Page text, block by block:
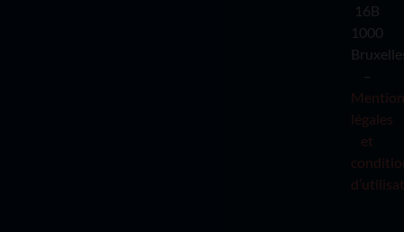
16B
1000
–
légales
et